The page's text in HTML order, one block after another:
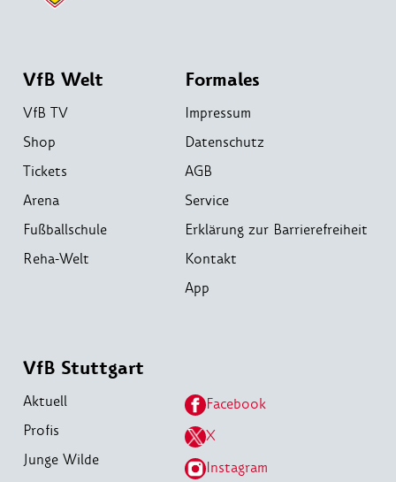
VfB Welt
VfB TV
Shop
Tickets
Arena
Fußballschule
Reha-Welt
Formales
Impressum
Datenschutz
AGB
Service
Erklärung zur Barrierefreiheit
Kontakt
App
VfB Stuttgart
Aktuell
Profis
Junge Wilde
Facebook
X
Instagram